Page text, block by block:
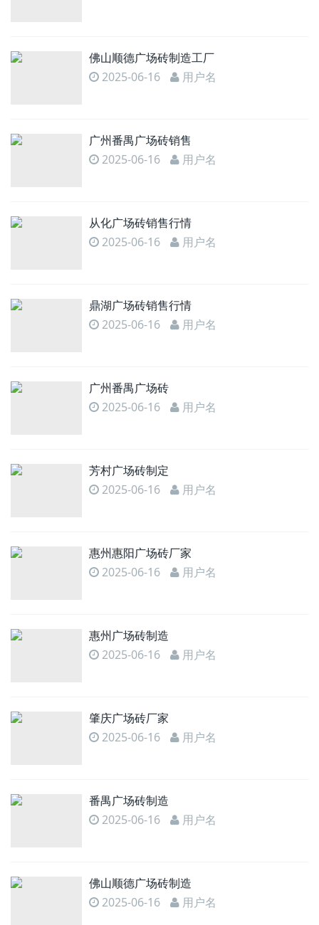
佛山顺德广场砖制造工厂
2025-06-16 用户名
广州番禺广场砖销售
2025-06-16 用户名
从化广场砖销售行情
2025-06-16 用户名
鼎湖广场砖销售行情
2025-06-16 用户名
广州番禺广场砖
2025-06-16 用户名
芳村广场砖制定
2025-06-16 用户名
惠州惠阳广场砖厂家
2025-06-16 用户名
惠州广场砖制造
2025-06-16 用户名
肇庆广场砖厂家
2025-06-16 用户名
番禺广场砖制造
2025-06-16 用户名
佛山顺德广场砖制造
2025-06-16 用户名